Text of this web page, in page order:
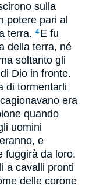
sulla
potere pari al
terra. 4 E fu
della terra, né
soltanto gli
Dio in fronte.
di tormentarli
era
quando
uomini
e
fuggirà da loro.
a cavalli pronti
delle corone